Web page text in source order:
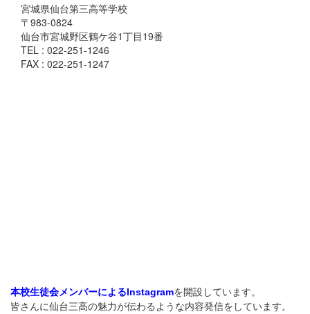
宮城県仙台第三高等学校
〒983-0824
仙台市宮城野区鶴ケ谷1丁目19番
TEL : 022-251-1246
FAX : 022-251-1247
本校生徒会メンバーによるInstagramを開設しています。
皆さんに仙台三高の魅力が伝わるような内容発信をしています。